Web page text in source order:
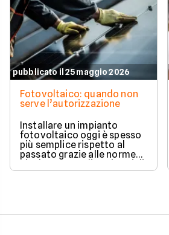
pubblicato il 25 maggio 2026
Fotovoltaico: quando non
serve l’autorizzazione
Installare un impianto
fotovoltaico oggi è spesso
più semplice rispetto al
passato grazie alle norme
che hanno ampliato i casi di
edilizia libera.